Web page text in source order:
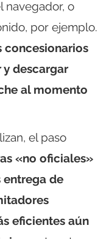
navegador, o
por ejemplo.
concesionarios
descargar
al momento
el paso
«no oficiales»
entrega de
eficientes aún